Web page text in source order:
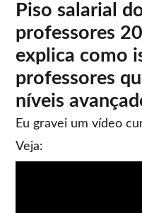
Piso salarial
professores
explica como
professores
níveis
Eu gravei um vídeo
Veja: